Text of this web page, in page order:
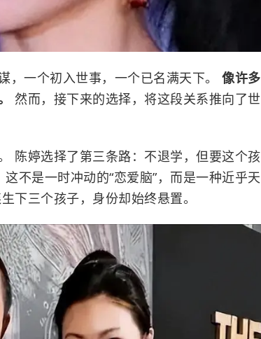
，一个初入世事，一个已名满天下。 像许多
然而，接下来的选择，将这段关系推向了世
陈婷选择了第三条路：不退学，但要这个孩
不是一时冲动的“恋爱脑”，而是一种近乎天
下三个孩子，身份却始终悬置。